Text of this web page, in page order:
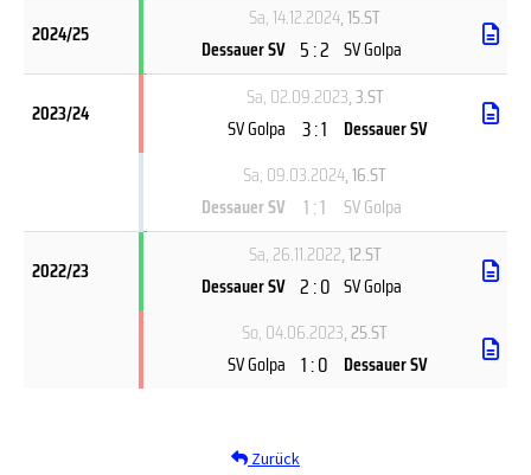
2024/25
Sa, 14.12.2024, 15.ST
Dessauer SV 5 : 2 SV Golpa
2023/24
Sa, 02.09.2023, 3.ST
SV Golpa 3 : 1
Dessauer SV
Sa, 09.03.2024, 16.ST
Dessauer SV
1 : 1 SV Golpa
2022/23
Sa, 26.11.2022, 12.ST
Dessauer SV 2 : 0 SV Golpa
So, 04.06.2023, 25.ST
SV Golpa 1 : 0 Dessauer SV
Zurück